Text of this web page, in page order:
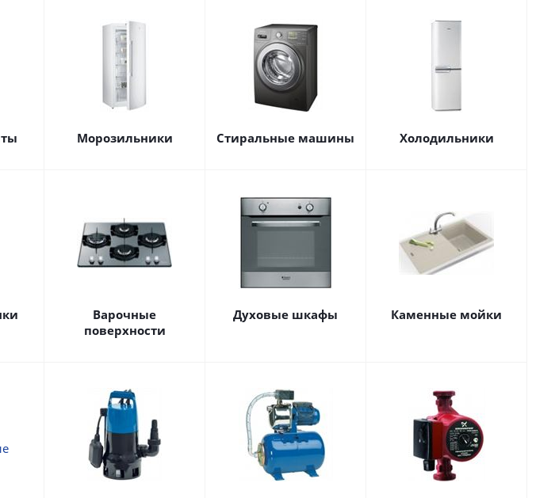
Морозильники Стиральные машины Холодильники
Варочные
поверхности
Духовые шкафы Каменные мойки